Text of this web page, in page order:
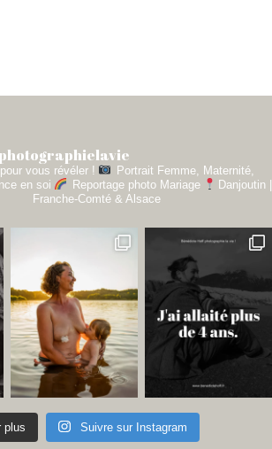
vous révéler !
Portrait Femme, Maternité,
en soi
Reportage photo Mariage
Danjoutin |
Franche-Comté & Alsace
plus Suivre sur Instagram